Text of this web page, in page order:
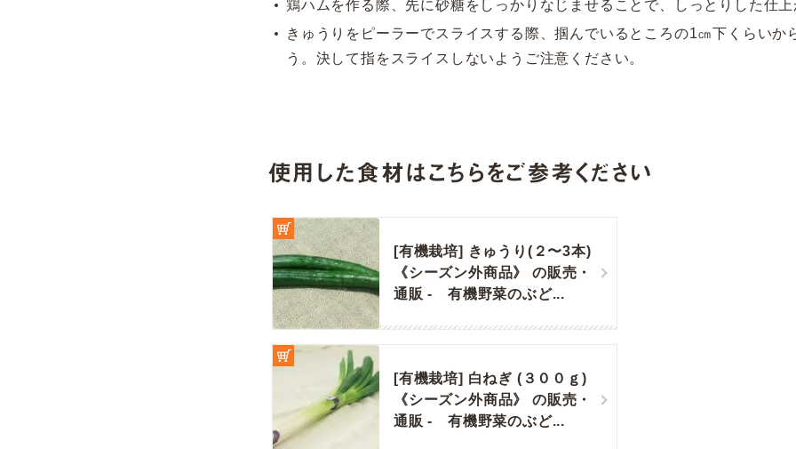
鶏ハムを作る際、先に砂糖をしっかりなじませることで、しっとりした仕上
きゅうりをピーラーでスライスする際、掴んでいるところの1㎝下くらいか
う。決して指をスライスしないようご注意ください。
使用した食材はこちらをご参考ください
[有機栽培] きゅうり(２〜3本)
《シーズン外商品》 の販売・
通販 - 有機野菜のぶど...
[有機栽培] 白ねぎ (３００ｇ)
《シーズン外商品》 の販売・
通販 - 有機野菜のぶど...